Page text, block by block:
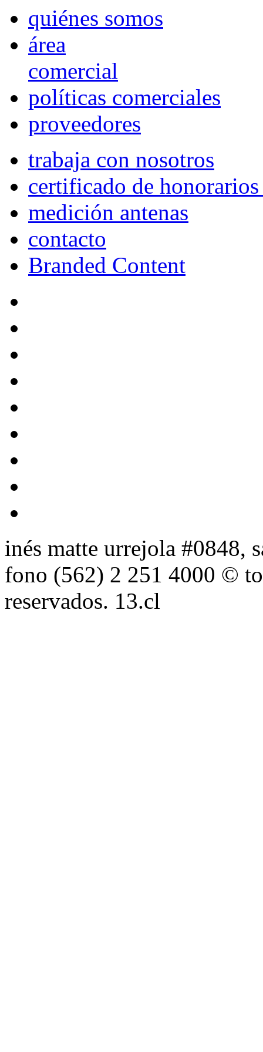
quiénes somos
área
comercial
políticas comerciales
proveedores
trabaja con nosotros
certificado de
medición antenas
contacto
Branded Content
inés matte urrejola #0848,
fono (562) 2 251 4000 ©
reservados. 13.cl